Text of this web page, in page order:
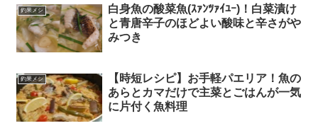
釣果メシ
白身魚の酸菜魚(ｽｧﾝﾂｧｲﾕｰ)！白菜漬け
と青唐辛子のほどよい酸味と辛さがや
みつき
釣果メシ
【時短レシピ】お手軽パエリア！魚の
あらとカマだけで主菜とごはんが一気
に片付く魚料理